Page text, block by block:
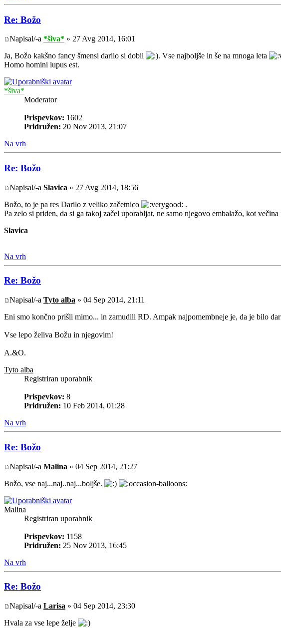
Re: Božo
Napisal/-a *šiva* » 27 Avg 2014, 16:01
Ja, Božo kakšno fancy šmensi darilo si dobil
. Vse najboljše in še na mnoga leta
Homo homini lupus est.
*šiva*
Moderator
Prispevkov: 1602
Pridružen: 20 Nov 2013, 21:07
Na vrh
Re: Božo
Napisal/-a Slavica » 27 Avg 2014, 18:56
Božo, to je pa res Darilo z veliko začetnico
.
Pa zelo si priden, da si ga takoj začel uporabljat, ne samo njegovo embalažo, kot večina
Slavica
Na vrh
Re: Božo
Napisal/-a Tyto alba » 04 Sep 2014, 21:11
Eni smo končno prišli mimo... in zamudili RD. Ampak najpomembneje je, da je bilo
Vse lepo želiva Božu in njegovim!
A.&O.
Tyto alba
Registriran uporabnik
Prispevkov: 8
Pridružen: 10 Feb 2014, 01:28
Na vrh
Re: Božo
Napisal/-a Malina » 04 Sep 2014, 21:27
Božo, vse naj...naj..naj...boljše.
Malina
Registriran uporabnik
Prispevkov: 1158
Pridružen: 25 Nov 2013, 16:45
Na vrh
Re: Božo
Napisal/-a Larisa » 04 Sep 2014, 23:30
Hvala za vse lepe želje